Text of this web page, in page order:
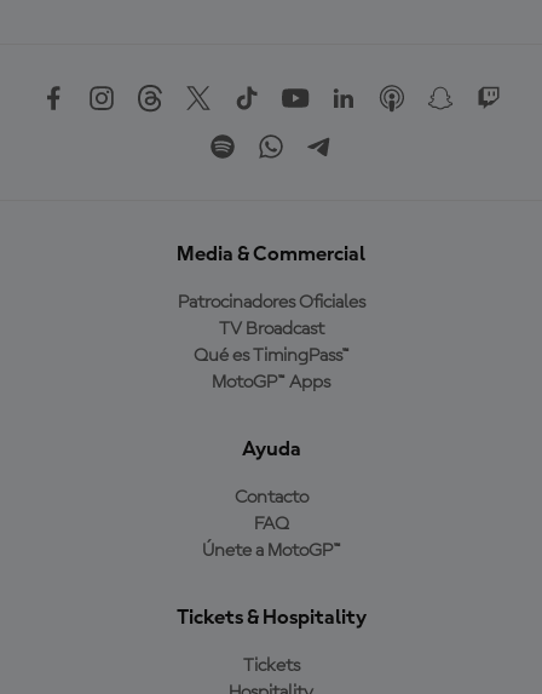
Media & Commercial
Patrocinadores Oficiales
TV Broadcast
Qué es TimingPass™
MotoGP™ Apps
Ayuda
Contacto
FAQ
Únete a MotoGP™
Tickets & Hospitality
Tickets